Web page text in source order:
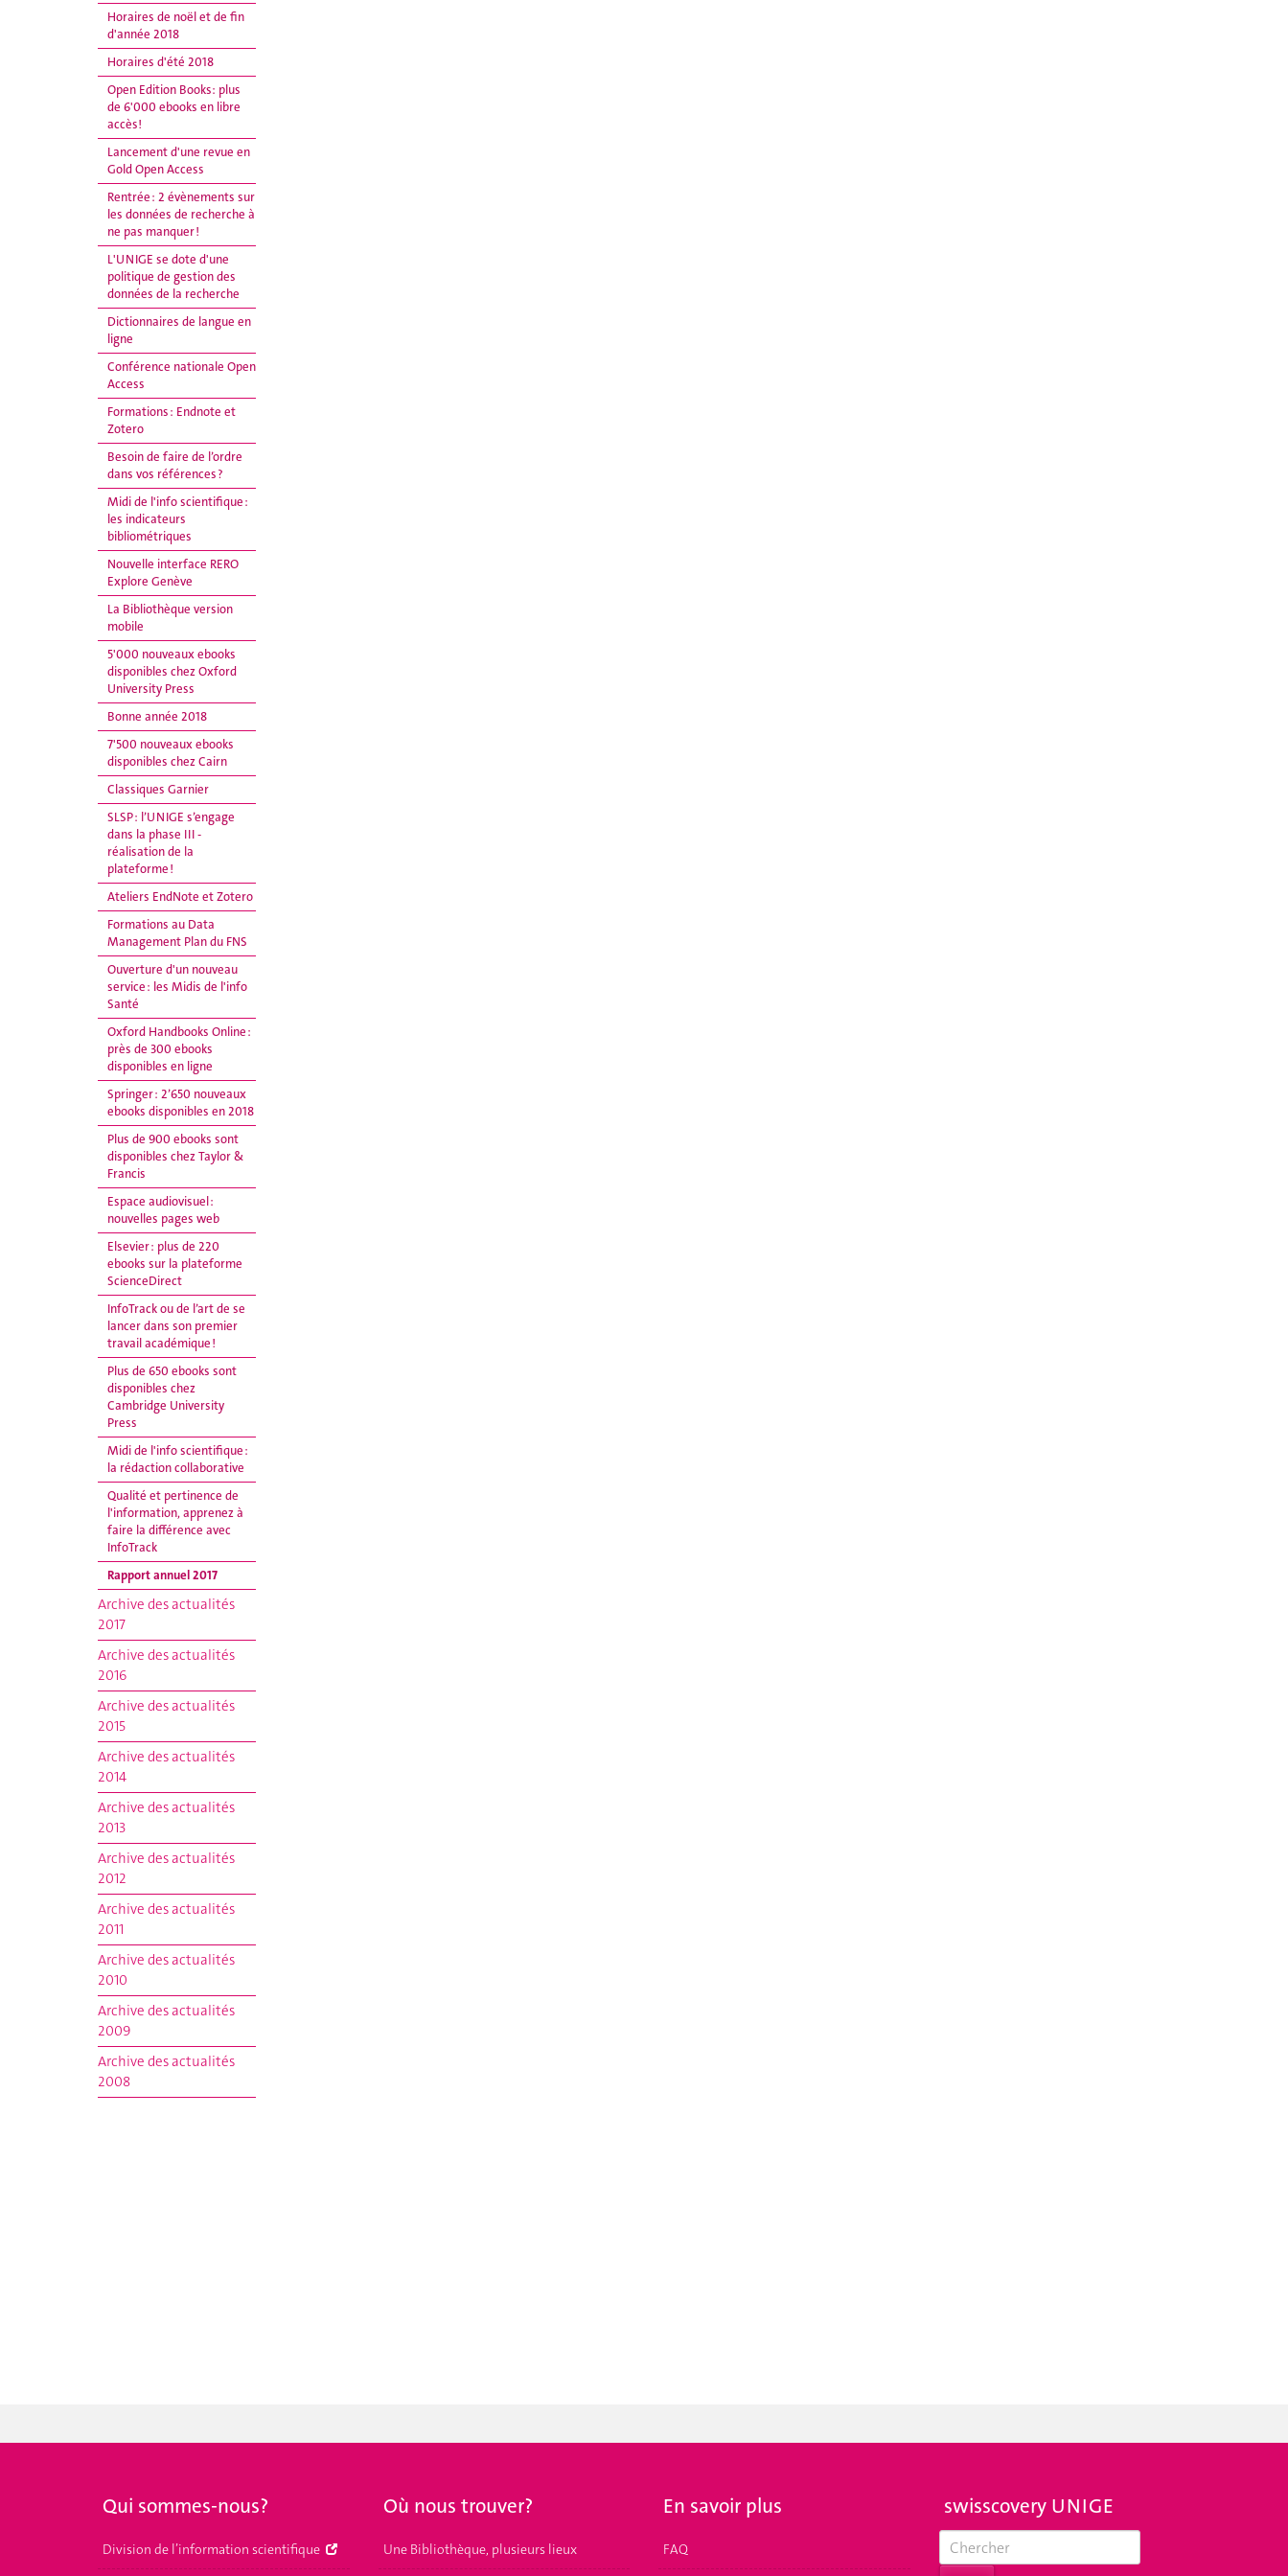
Horaires de noël et de fin
d'année 2018
Horaires d'été 2018
Open Edition Books: plus
de 6'000 ebooks en libre
accès!
Lancement d'une revue en
Gold Open Access
Rentrée : 2 évènements sur
les données de recherche à
ne pas manquer !
L'UNIGE se dote d'une
politique de gestion des
données de la recherche
Dictionnaires de langue en
ligne
Conférence nationale Open
Access
Formations : Endnote et
Zotero
Besoin de faire de l’ordre
dans vos références ?
Midi de l'info scientifique :
les indicateurs
bibliométriques
Nouvelle interface RERO
Explore Genève
La Bibliothèque version
mobile
5'000 nouveaux ebooks
disponibles chez Oxford
University Press
Bonne année 2018
7'500 nouveaux ebooks
disponibles chez Cairn
Classiques Garnier
SLSP : l’UNIGE s’engage
dans la phase III -
réalisation de la
plateforme !
Ateliers EndNote et Zotero
Formations au Data
Management Plan du FNS
Ouverture d'un nouveau
service : les Midis de l'info
Santé
Oxford Handbooks Online :
près de 300 ebooks
disponibles en ligne
Springer : 2’650 nouveaux
ebooks disponibles en 2018
Plus de 900 ebooks sont
disponibles chez Taylor &
Francis
Espace audiovisuel :
nouvelles pages web
Elsevier : plus de 220
ebooks sur la plateforme
ScienceDirect
InfoTrack ou de l’art de se
lancer dans son premier
travail académique !
Plus de 650 ebooks sont
disponibles chez
Cambridge University
Press
Midi de l'info scientifique :
la rédaction collaborative
Qualité et pertinence de
l'information, apprenez à
faire la différence avec
InfoTrack
Rapport annuel 2017
Archive des actualités
2017
Archive des actualités
2016
Archive des actualités
2015
Archive des actualités
2014
Archive des actualités
2013
Archive des actualités
2012
Archive des actualités
2011
Archive des actualités
2010
Archive des actualités
2009
Archive des actualités
2008
Qui sommes-nous?
Division de l’information scientifique
Où nous trouver?
Une Bibliothèque, plusieurs lieux
En savoir plus
FAQ
swisscovery UNIGE